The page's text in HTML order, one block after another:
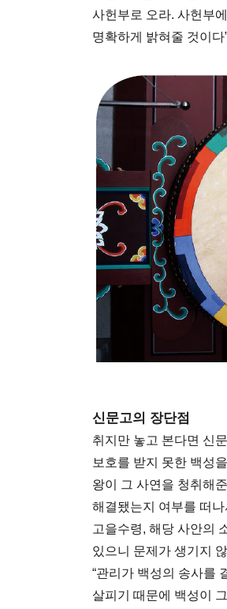
사헌부로 오라. 사헌부
명확하게 밝혀줄 것이다
신문고의 장단점
취지만 놓고 본다면 신
보호를 받지 못한 백성
왕이 그 사연을 청취해
해결됐는지 여부를 떠
고을수령, 해당 사안의
있으니 문제가 생기지
“관리가 백성의 송사를
살피기 때문에 백성이